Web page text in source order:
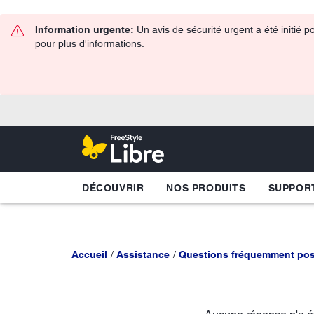
Information urgente: Un avis de sécurité urgent a été initié
pour plus d'informations.
DÉCOUVRIR NOS PRODUITS
Accueil Assistance Questions fréquemment